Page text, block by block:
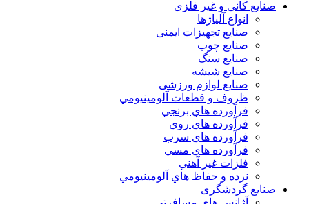
صنایع کانی و غیر فلزی
انواع آلياژها
صنایع تجهیزات ایمنی
صنایع چوب
صنایع سنگ
صنایع شیشه
صنایع لوازم ورزشی
ظروف و قطعات آلومينيومي
فرآورده هاي برنجي
فرآورده هاي روي
فرآورده هاي سرب
فرآورده هاي مسي
فلزات غير آهني
نرده و حفاظ هاي آلومينيومي
صنایع گردشگری